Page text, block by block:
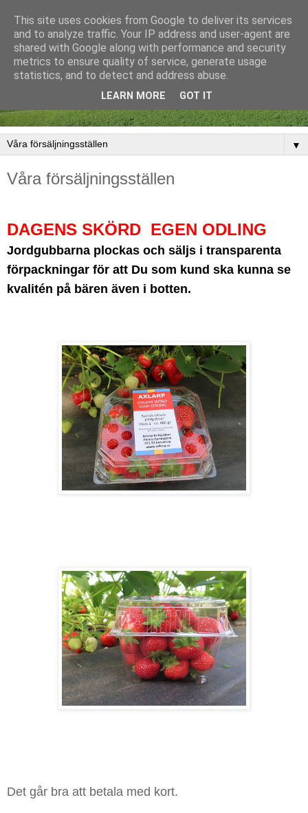
▼
Våra försäljningsställen
DAGENS SKÖRD EGEN ODLING
Jordgubbarna plockas och säljs i transparenta
förpackningar för att Du som kund ska kunna se
kvalitén på bären även i botten.
Det går bra att betala med kort.
This site uses cookies from Google to deliver its services
and to analyze traffic. Your IP address and user-agent are
shared with Google along with performance and security
metrics to ensure quality of service, generate usage
statistics, and to detect and address abuse.
LEARN MORE GOT IT